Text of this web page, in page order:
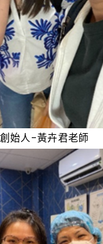
始人-黃卉君老師